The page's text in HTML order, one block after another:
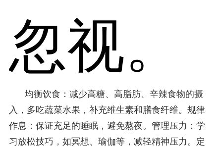
忽视。
均衡饮食：减少高糖、高脂肪、辛辣食物的摄
入，多吃蔬菜水果，补充维生素和膳食纤维。规律
作息：保证充足的睡眠，避免熬夜。管理压力：学
习放松技巧，如冥想、瑜伽等，减轻精神压力。定